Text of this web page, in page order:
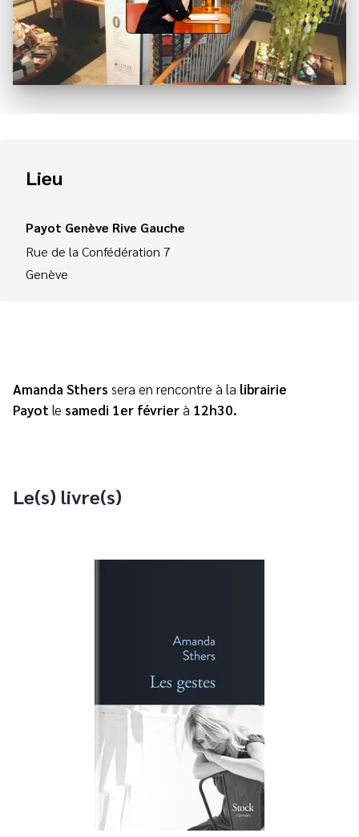
Lieu
Payot Genève Rive Gauche
Rue de la Confédération 7
Genève
Amanda Sthers sera en rencontre à la librairie
Payotle samedi 1er févrierà 12h30.
Le(s) livre(s)